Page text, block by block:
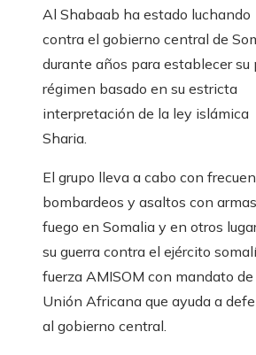
Al Shabaab ha estado luchando
contra el gobierno central de
durante años para establecer su
régimen basado en su estricta
interpretación de la ley islámica
Sharia.
El grupo lleva a cabo con
bombardeos y asaltos con
fuego en Somalia y en otros
su guerra contra el ejército
fuerza AMISOM con mandato
Unión Africana que ayuda a
al gobierno central.